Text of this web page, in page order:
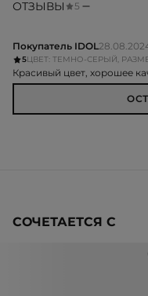
ОТЗЫВЫ 5
Покупатель IDOL
5ЦВЕТ: ТЕМНО-СЕРЫЙ,
Красивый цвет, хорошее
СОЧЕТАЕТСЯ С